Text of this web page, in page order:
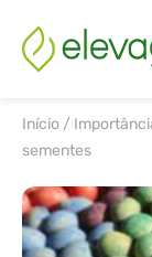
Início /
sementes